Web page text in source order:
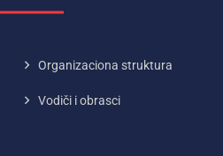
Organizaciona struktura
Vodiči i obrasci